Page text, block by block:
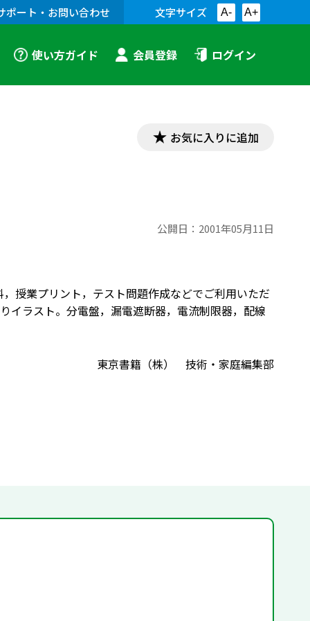
ポート・お問い合わせ 文字サイズ A- A+
使い方ガイド 会員登録 ログイン
お気に入りに追加
公開日： 2001年05月11日
授業プリント，テスト問題作成などでご利用いただ
イラスト。分電盤，漏電遮断器，電流制限器，配線
東京書籍（株） 技術・家庭編集部